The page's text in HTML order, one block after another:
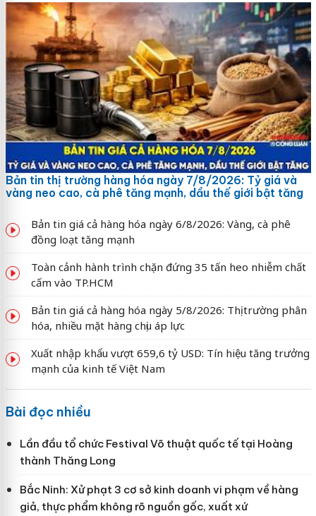
Bản tin thị trường hàng hóa ngày 7/8/2026: Tỷ giá và
vàng neo cao, cà phê tăng mạnh, dầu thế giới bật tăng
Bản tin giá cả hàng hóa ngày 6/8/2026: Vàng, cà phê
đồng loạt tăng mạnh
Toàn cảnh hành trình chặn đứng 35 tấn heo nhiễm chất
cấm vào TP.HCM
Bản tin giá cả hàng hóa ngày 5/8/2026: Thị trường phân
hóa, nhiều mặt hàng chịu áp lực
Xuất nhập khẩu vượt 659,6 tỷ USD: Tín hiệu tăng trưởng
mạnh của kinh tế Việt Nam
Bài đọc nhiều
Lần đầu tổ chức Festival Võ thuật quốc tế tại Hoàng
thành Thăng Long
Bắc Ninh: Xử phạt 3 cơ sở kinh doanh vi phạm về hàng
giả, thực phẩm không rõ nguồn gốc, xuất xứ